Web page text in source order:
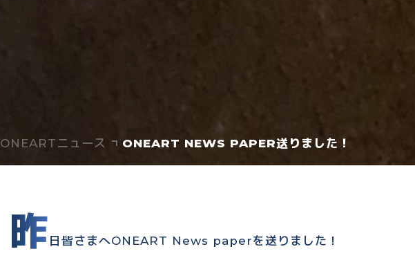
ONEARTニュース ONEART NEWS PAPER送りました！
昨 日皆さまへONEART News paperを送りました！